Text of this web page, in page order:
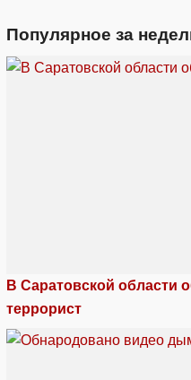
Популярное за
В Саратовской области
террорист